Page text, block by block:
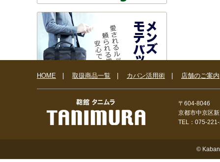
HOME | 取扱商品一覧 | カバン活用術 | 店舗のご案内
〒604-8046
京都市中京区
TEL：075-
©